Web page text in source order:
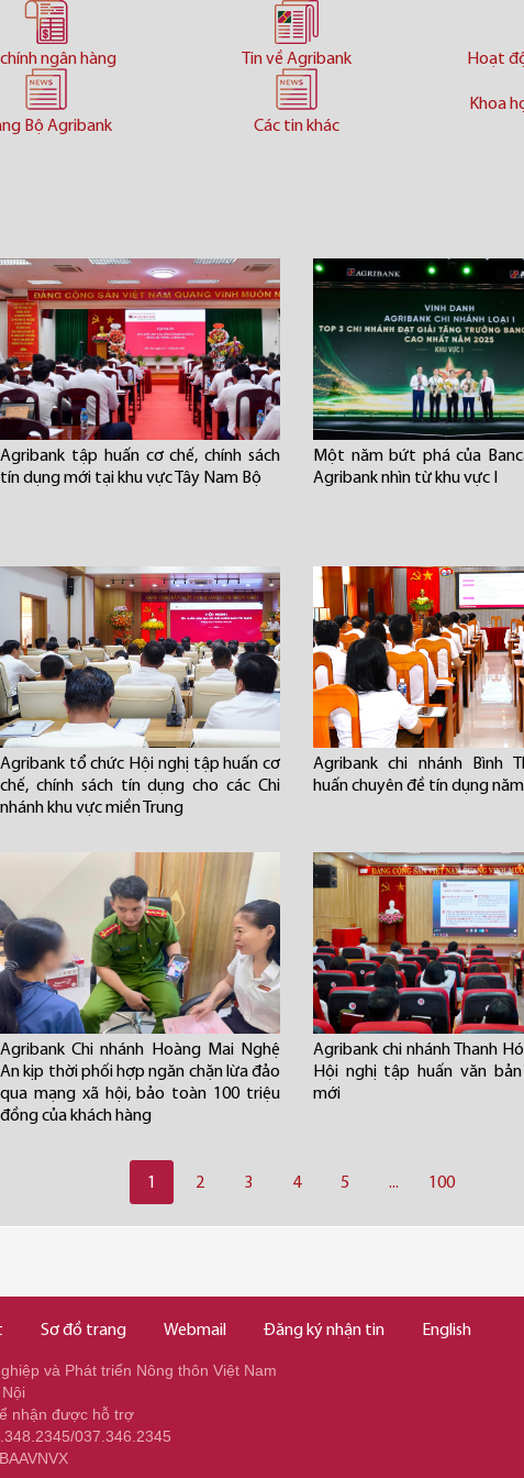
chính ngân hàng Tin về Agribank Hoạt
Bộ Agribank Các tin khác
Khoa
Agribank tập huấn cơ chế, chính sách
tín dụng mới tại khu vực Tây Nam Bộ
Một năm bứt phá của
Agribank nhìn từ khu vực I
Agribank tổ chức Hội nghị tập huấn cơ
chế, chính sách tín dụng cho các Chi
nhánh khu vực miền Trung
Agribank chi nhánh Bình
huấn chuyên đề tín dụng
Agribank Chi nhánh Hoàng Mai Nghệ
An kịp thời phối hợp ngăn chặn lừa đảo
qua mạng xã hội, bảo toàn 100 triệu
đồng của khách hàng
Agribank chi nhánh Thanh
Hội nghị tập huấn văn
mới
1 2 3 4 5 ... 100
Sơ đồ trang Webmail Đăng ký nhận tin English
và Phát triển Nông thôn Việt Nam
nhận được hỗ trợ
037.346.2345